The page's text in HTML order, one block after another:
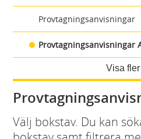
Provtagningsanvisningar
Provtagningsanvisningar
Visa fler
Välj bokstav. Du kan